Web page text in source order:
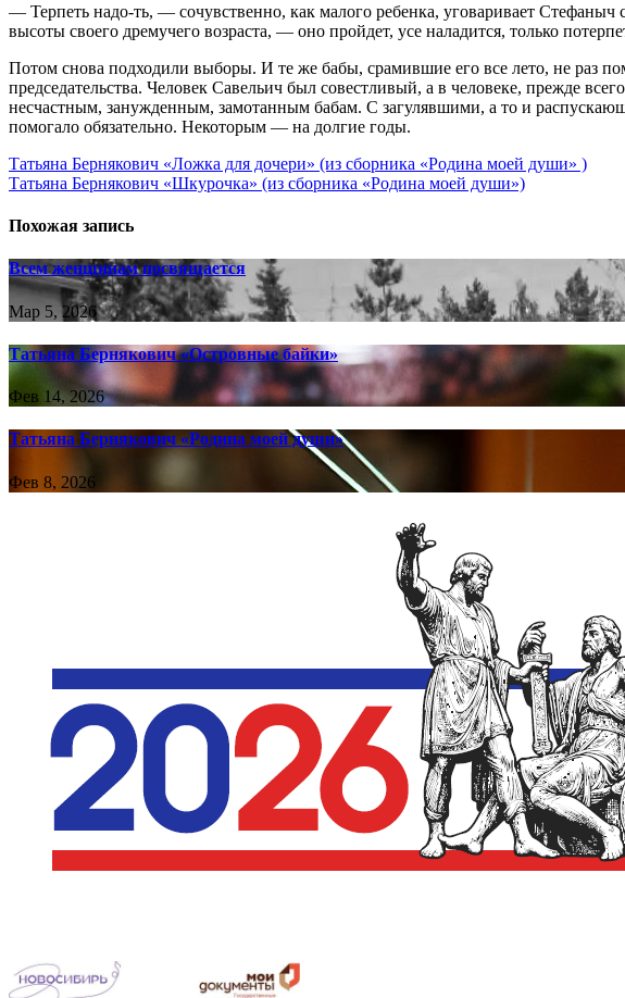
— Терпеть надо-ть, — сочувственно, как малого ребенка, уго­варивает
высоты своего дремучего возраста, — оно пройдет, усе наладится, только
Потом снова подходили выборы. И те же бабы, срамившие его все лето, не раз
председательства. Человек Савельич был совестливый, а в человеке, прежде
несчастным, занужденным, замотанным бабам. С загулявшими, а то и
помогало обяза­тельно. Некоторым — на долгие годы.
Навигация
по
записям
Татьяна Бернякович «Ложка для дочери» (из сборника «Родина моей души» )
Татьяна Бернякович «Шкурочка» (из сборника «Родина моей души»)
Похожая запись
Всем женщинам посвящается
Мар 5, 2026
Татьяна Бернякович «Островные байки»
Фев 14, 2026
Татьяна Бернякович «Родина моей души»
Фев 8, 2026